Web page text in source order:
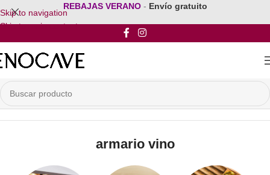
Skip to navigation
Skip to main content
REBAJAS VERANO - Envío gratuito
Inicio/Productos etiquetados “armario vino”
armario vino